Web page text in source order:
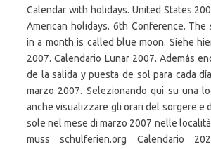
Calendar with holidays. United States
American holidays. 6th Conference.
in a month is called blue moon. Siehe
2007. Calendario Lunar 2007. Además
de la salida y puesta de sol para cada
marzo 2007. Selezionando qui su una
anche visualizzare gli orari del sorgere e
sole nel mese di marzo 2007 nelle località
muss schulferien.org Calendario